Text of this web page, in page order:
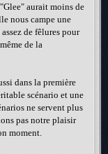
aurait moins de
nous campe une
de fêlures pour
de la
dans la première
scénario et une
ne servent plus
pas notre plaisir
moment.